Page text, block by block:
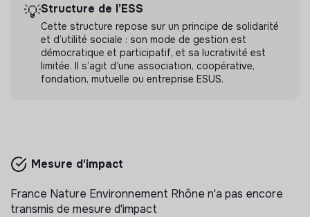
💡Structure de l’ESS
Cette structure repose sur un principe de solidarité
et d’utilité sociale : son mode de gestion est
démocratique et participatif, et sa lucrativité est
limitée. Il s’agit d’une association, coopérative,
fondation, mutuelle ou entreprise ESUS.
Mesure d'impact
France Nature Environnement Rhône n'a pas encore
transmis de mesure d'impact